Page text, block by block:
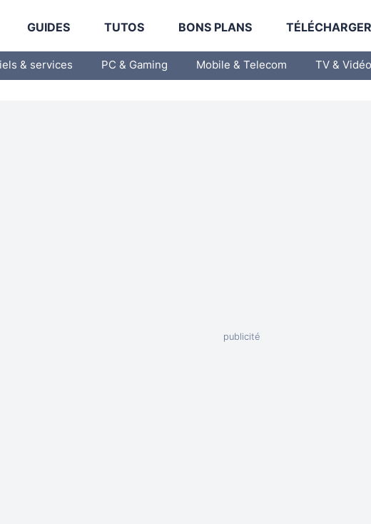
GUIDES TUTOS BONS PLANS
& services PC & Gaming Mobile & Telecom TV & Vidéo